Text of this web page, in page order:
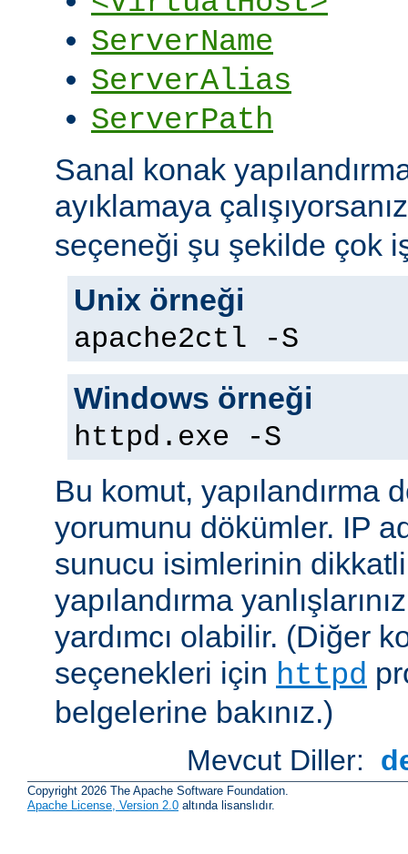
ServerName
ServerAlias
ServerPath
Sanal konak
ayıklamaya
seçeneği şu şekilde çok
Unix örneği
apache2ctl -S
Windows örneği
httpd.exe -S
Bu komut, yapılandırma
yorumunu dökümler. IP
sunucu isimlerinin
yapılandırma
yardımcı olabilir. (Diğer
seçenekleri için httpd
belgelerine bakınız.)
Mevcut Diller:
Copyright 2026 The Apache Software Foundation.
Apache License, Version 2.0 altında lisanslıdır.